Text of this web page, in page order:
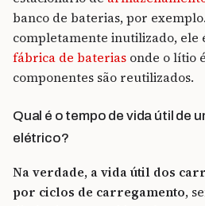
banco de baterias, por
completamente inutilizado, ele
fábrica de baterias onde o lítio
componentes são reutilizados.
Qual é o tempo de vida útil de
elétrico?
Na verdade, a vida útil dos
por ciclos de carregamento,